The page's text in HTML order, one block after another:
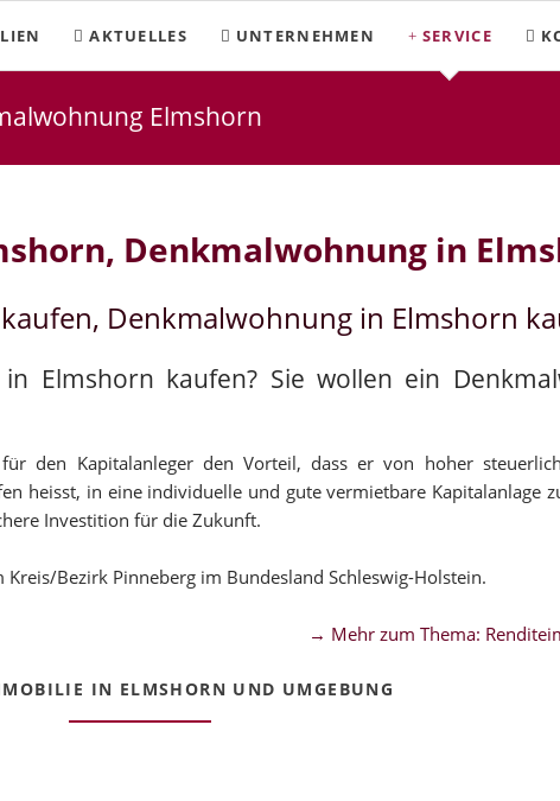
AKTUELLES UNTERNEHMEN SERVICE
Elmshorn
Denkmalwohnung in
Denkmalwohnung in Elmshorn
Elmshorn kaufen? Sie wollen ein
den Kapitalanleger den Vorteil, dass er von hoher
heisst, in eine individuelle und gute vermietbare Kapitalanlage
Investition für die Zukunft.
Bezirk Pinneberg im Bundesland Schleswig-Holstein.
→ Mehr zum Thema:
IN ELMSHORN UND UMGEBUNG